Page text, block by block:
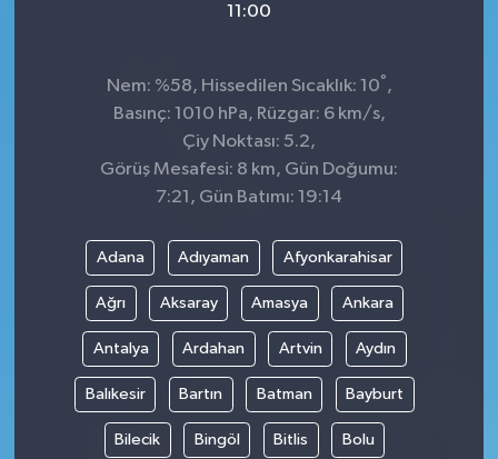
11:00
Nem: %58, Hissedilen Sıcaklık: 10° ,
Basınç: 1010 hPa, Rüzgar: 6 km/s,
Çiy Noktası: 5.2,
Görüş Mesafesi: 8 km, Gün Doğumu:
7:21, Gün Batımı: 19:14
Adana Adıyaman Afyonkarahisar
Ağrı Aksaray Amasya Ankara
Antalya Ardahan Artvin Aydın
Balıkesir Bartın Batman Bayburt
Bilecik Bingöl Bitlis Bolu